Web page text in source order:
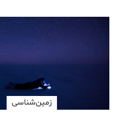
زمین‌شناسی